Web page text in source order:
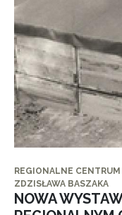
REGIONALNE
ZDZISŁAWA BASZAKA
NOWA